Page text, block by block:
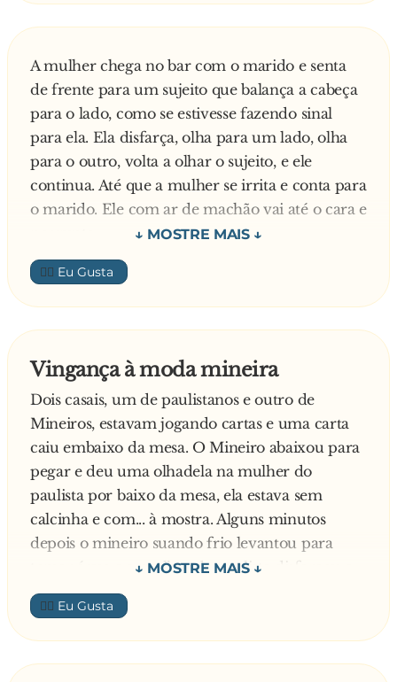
A mulher chega no bar com o marido e senta
de frente para um sujeito que balança a cabeça
para o lado, como se estivesse fazendo sinal
para ela. Ela disfarça, olha para um lado, olha
para o outro, volta a olhar o sujeito, e ele
continua. Até que a mulher se irrita e conta para
o marido. Ele com ar de machão vai até o cara e
— Você está fazendo sinal para minha esposa?
O cara responde:
— Eu não! É que eu tenho um cacoetes e fico
sempre balançando a cabeça!
— Você nunca apanhou por causa disto?
E o sujeito, com a maior cara de sacana,
responde:
— Apanhar já apanhei. Mas em compensação o
que eu já ganhei de mulher...
👍🏼
Vingança à moda mineira
Dois casais, um de paulistanos e outro de
Mineiros, estavam jogando cartas e uma carta
caiu embaixo da mesa. O Mineiro abaixou para
pegar e deu uma olhadela na mulher do
paulista por baixo da mesa, ela estava sem
calcinha e com... à mostra. Alguns minutos
depois o mineiro suando frio levantou para
tomar água e a mulher do paulista disfarçou e
foi atrás dele. Chegando na cozinha ela
perguntou:
E aí? O que você achou?
Maravilhoso! - respondeu o Mineiro.
👍🏼